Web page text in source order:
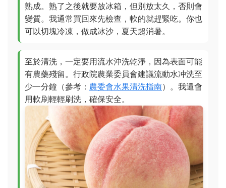
熟成。熟了之後就要放冰箱，但別放太久，否則會
變質。我通常買回來先檢查，軟的就趕緊吃。你也
可以切塊冷凍，做成冰沙，夏天超消暑。
至於清洗，一定要用流水沖洗乾淨，因為表面可能
有農藥殘留。行政院農業委員會建議流動水冲洗至
少一分鐘（參考： 農委會水果清洗指南）。我還會
用軟刷輕輕刷洗，確保安全。